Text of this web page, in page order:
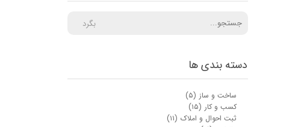
دسته بندی ها
ساخت و ساز (۵)
کسب و کار (۱۵)
ثبت احوال و املاک (۱۱)
بگرد